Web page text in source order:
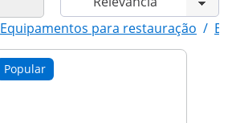
Equipamentos para restauração /
Popular